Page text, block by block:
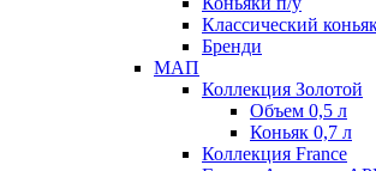
Классический
Бренди
МАП
Коллекция Золотой
Объем 0,5 л
Коньяк 0,7 л
Коллекция France